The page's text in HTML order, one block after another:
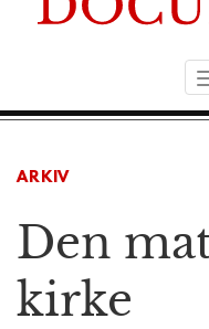
ARKIV
Den
kirke